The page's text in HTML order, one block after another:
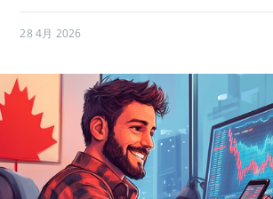
28 4月 2026